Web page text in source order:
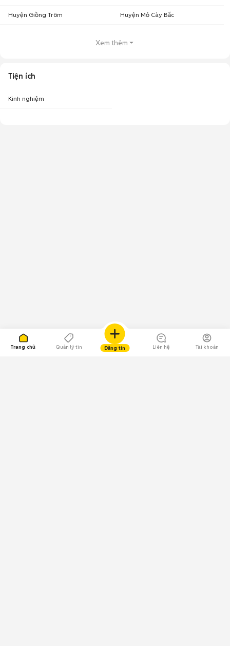
Trang chủ Quản lý tin Đăng tin Liên hệ Tài khoản
Huyện Giồng Trôm Huyện Mỏ Cày Bắc
Xem thêm
Tiện ích
Kinh nghiệm